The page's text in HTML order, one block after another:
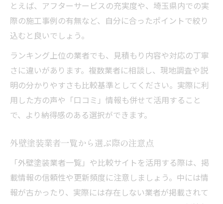
とえば、アフターサービスの充実度や、埼玉県内での実
際の施工事例の有無など、自分に合ったポイントで絞り
込むと良いでしょう。
ランキング上位の業者でも、見積もり内容や対応の丁寧
さに違いがあります。複数業者に相談し、現地調査や説
明の分かりやすさも比較基準としてください。実際に利
用した方の声や「口コミ」情報も併せて活用すること
で、より納得感のある選択ができます。
外壁塗装業者一覧から選ぶ際の注意点
「外壁塗装業者一覧」や比較サイトを活用する際は、掲
載情報の信頼性や更新頻度に注意しましょう。中には情
報が古かったり、実際には存在しない業者が掲載されて